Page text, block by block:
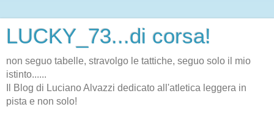
LUCKY_73...di corsa!
non seguo tabelle, stravolgo le tattiche, seguo solo il mio
istinto......
Il Blog di Luciano Alvazzi dedicato all'atletica leggera in
pista e non solo!